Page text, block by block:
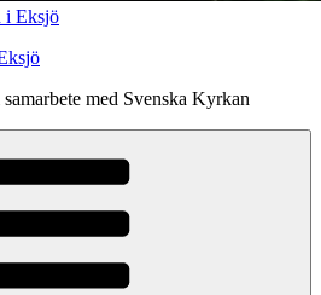
med Svenska Kyrkan